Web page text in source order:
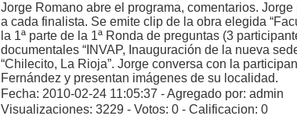
Jorge Romano abre el programa, comentarios.
a cada finalista. Se emite clip de la obra elegida
la 1ª parte de la 1ª Ronda de preguntas (3
documentales “INVAP, Inauguración de la nueva
“Chilecito, La Rioja”. Jorge conversa con la
Fernández y presentan imágenes de su localidad.
Fecha: 2010-02-24 11:05:37 - Agregado por: admin
Visualizaciones: 3229 - Votos: 0 - Calificacion: 0